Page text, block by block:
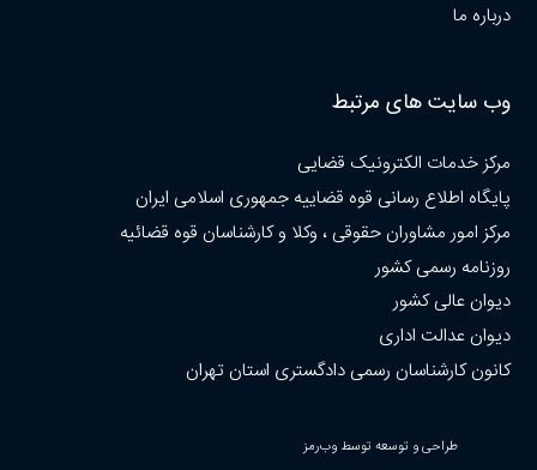
درباره ما
وب سایت های مرتبط
مرکز خدمات الکترونیک قضایی
پایگاه اطلاع رسانی قوه قضاییه جمهوری اسلامی ایران
مرکز امور مشاوران حقوقی ، وکلا و کارشناسان قوه قضائیه
روزنامه رسمی کشور
دیوان عالی کشور
دیوان عدالت اداری
کانون کارشناسان رسمی دادگستری استان تهران
طراحی و توسعه توسط وب‌رمز